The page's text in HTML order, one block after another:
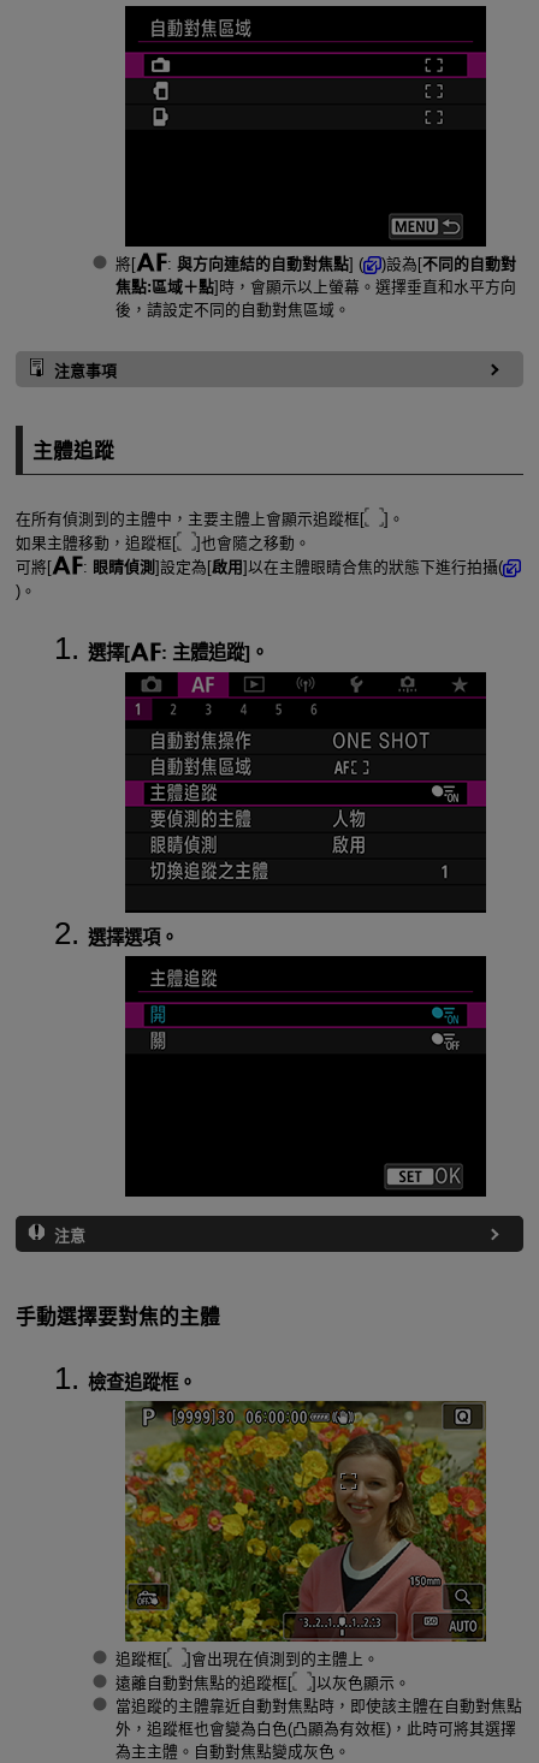
將[ : 與方向連結的自動對焦點] ( )設為[不同的自動對
焦點:區域＋點]時，會顯示以上螢幕。選擇垂直和水平方向
後，請設定不同的自動對焦區域。
注意事項
主體追蹤
在所有偵測到的主體中，主要主體上會顯示追蹤框[
]。
如果主體移動，追蹤框[
]也會隨之移動。
可將[
: 眼睛偵測 ]設定為[啟用]以在主體眼睛合焦的狀態下進行拍攝(
)。
選擇[ : 主體追蹤]。
選擇選項。
注意
手動選擇要對焦的主體
檢查追蹤框。
追蹤框[
]會出現在偵測到的主體上。
遠離自動對焦點的追蹤框[
]以灰色顯示。
當追蹤的主體靠近自動對焦點時，即使該主體在自動對焦點
外，追蹤框也會變為白色(凸顯為有效框)，此時可將其選擇
為主主體。自動對焦點變成灰色。